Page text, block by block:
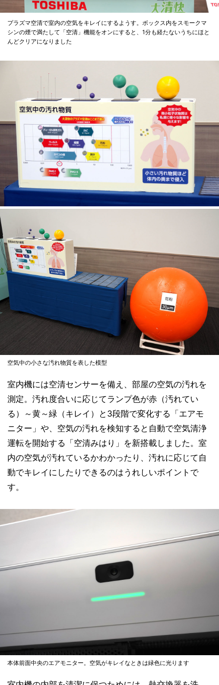
プラズマ空清で室内の空気をキレイにするようす。ボックス内をスモークマ
シンの煙で満たして「空清」機能をオンにすると、1分も経たないうちにほと
んどクリアになりました
空気中の小さな汚れ物質を表した模型
室内機には空清センサーを備え、部屋の空気の汚れを
測定。汚れ度合いに応じてランプ色が赤（汚れてい
る）～黄～緑（キレイ）と3段階で変化する「エアモ
ニター」や、空気の汚れを検知すると自動で空気清浄
運転を開始する「空清みはり」を新搭載しました。室
内の空気が汚れているかわかったり、汚れに応じて自
動でキレイにしたりできるのはうれしいポイントで
す。
本体前面中央のエアモニター。空気がキレイなときは緑色に光ります